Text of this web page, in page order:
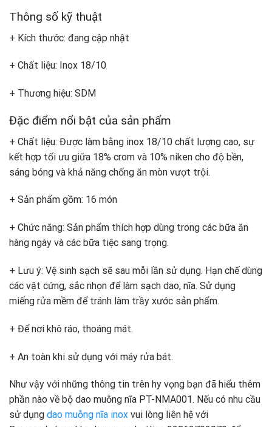
Thông số kỹ thuật
+ Kích thước: đang cập nhật
+ Chất liệu: Inox 18/10
+ Thương hiệu: SDM
Đặc điểm nổi bật của sản phẩm
+ Chất liệu: Được làm bằng inox 18/10 chất lượng cao, sự
kết hợp tối ưu giữa 18% crom và 10% niken cho độ bền,
sáng bóng và khả năng chống ăn mòn vượt trội.
+ Sản phẩm gồm: 16 món
+ Chức năng: Sản phẩm thích hợp dùng trong các bữa ăn
hàng ngày và các bữa tiệc sang trọng.
+ Lưu ý: Vệ sinh sạch sẽ sau mỗi lần sử dụng. Hạn chế dùng
các vật cứng, sắc nhọn để làm sạch dao, nĩa. Sử dụng
miếng rửa mềm để tránh làm trầy xước sản phẩm.
+ Để nơi khô ráo, thoáng mát.
+ An toàn khi sử dụng với máy rửa bát.
Như vậy với những thông tin trên hy vọng bạn đã hiểu thêm
phần nào về bộ dao muỗng nĩa PT-NMA001. Nếu có nhu cầu
sử dụng dao muỗng nĩa inox vui lòng liên hệ với